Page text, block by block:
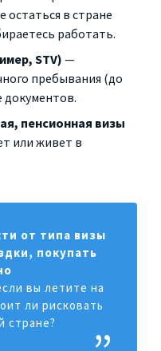
остаться в стране
работать.
STV) —
пребывания (до
документов.
пенсионная визы
или живет в
от типа визы
покупать
вы летите на
ли рисковать
стране?